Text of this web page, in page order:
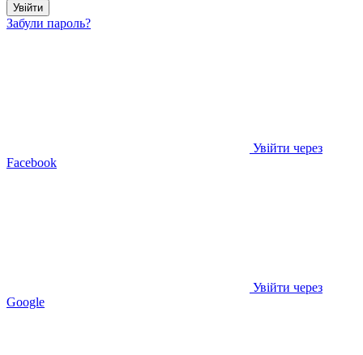
Увійти
Забули пароль?
Увійти через
Facebook
Увійти через
Google